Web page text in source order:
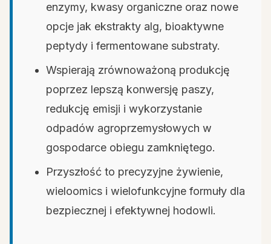
enzymy, kwasy organiczne oraz nowe
opcje jak ekstrakty alg, bioaktywne
peptydy i fermentowane substraty.
Wspierają zrównoważoną produkcję
poprzez lepszą konwersję paszy,
redukcję emisji i wykorzystanie
odpadów agroprzemysłowych w
gospodarce obiegu zamkniętego.
Przyszłość to precyzyjne żywienie,
wieloomics i wielofunkcyjne formuły dla
bezpiecznej i efektywnej hodowli.